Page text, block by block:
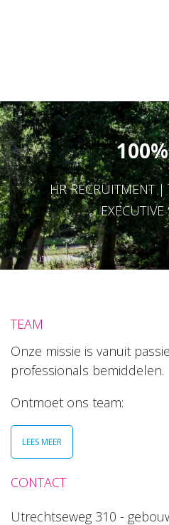
HR RECRUITMENT
EXECUTIVE
TEAM
Onze missie is vanuit
professionals bemiddelen.
Ontmoet ons team:
LEES MEER
CONTACT
Utrechtseweg 310 -